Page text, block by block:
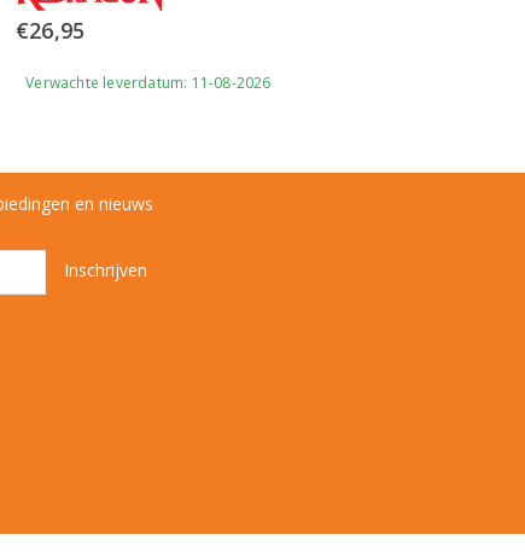
€26,95
Verwachte leverdatum: 11-08-2026
en nieuws